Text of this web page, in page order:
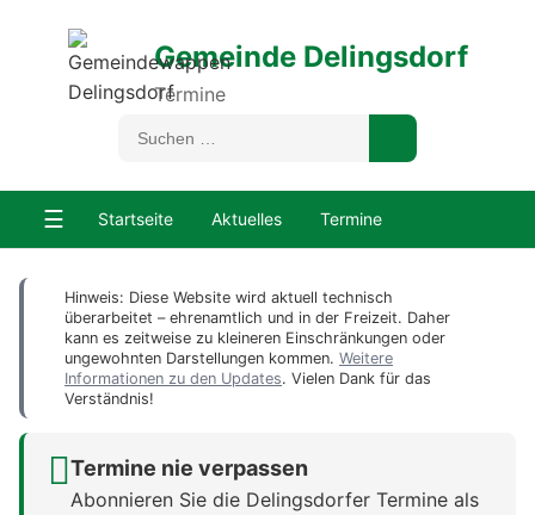
Gemeinde Delingsdorf
Termine
☰ Startseite Aktuelles Termine
Hinweis: Diese Website wird aktuell technisch
überarbeitet – ehrenamtlich und in der Freizeit. Daher
kann es zeitweise zu kleineren Einschränkungen oder
ungewohnten Darstellungen kommen. Weitere
Informationen zu den Updates. Vielen Dank für das
Verständnis!
Termine nie verpassen
Abonnieren Sie die Delingsdorfer Termine als